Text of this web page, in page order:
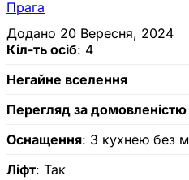
Прага
Додано 20 Вересня, 2024
Кіл-ть осіб: 4
Негайне вселення
Перегляд за домовленістю
Оснащення: З кухнею без
Ліфт: Так